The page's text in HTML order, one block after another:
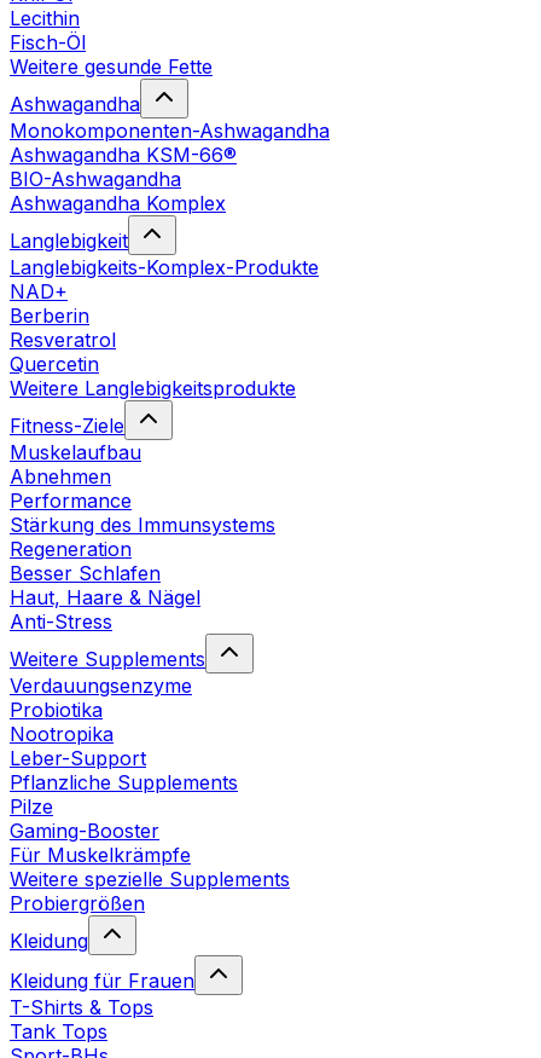
Lecithin
Fisch-Öl
Weitere gesunde Fette
Ashwagandha
Monokomponenten-Ashwagandha
Ashwagandha KSM-66®
BIO-Ashwagandha
Ashwagandha Komplex
Langlebigkeit
Langlebigkeits-Komplex-Produkte
NAD+
Berberin
Resveratrol
Quercetin
Weitere Langlebigkeitsprodukte
Fitness-Ziele
Muskelaufbau
Abnehmen
Performance
Stärkung des Immunsystems
Regeneration
Besser Schlafen
Haut, Haare & Nägel
Anti-Stress
Weitere Supplements
Verdauungsenzyme
Probiotika
Nootropika
Leber-Support
Pflanzliche Supplements
Pilze
Gaming-Booster
Für Muskelkrämpfe
Weitere spezielle Supplements
Probiergrößen
Kleidung
Kleidung für Frauen
T-Shirts & Tops
Tank Tops